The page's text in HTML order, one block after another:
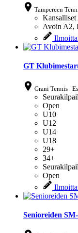
Tampereen
Avoin A2,
GT
Grani Tennis |
Open
U10
U12
U14
U18
29+
34+
Open
Senioreiden